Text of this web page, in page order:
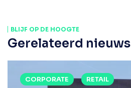
BLIJF OP DE HOOGTE
Gerelateerd nieuws
CORPORATE RETAIL